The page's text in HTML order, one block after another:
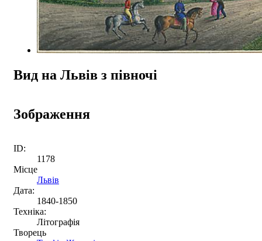
Вид на Львів з півночі
Зображення
ID:
1178
Місце
Львів
Дата:
1840-1850
Техніка:
Літографія
Творець